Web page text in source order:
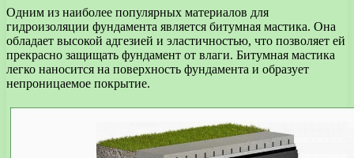
Одним из наиболее популярных материалов для
гидроизоляции фундамента является битумная мастика. Она
обладает высокой адгезией и эластичностью, что позволяет ей
прекрасно защищать фундамент от влаги. Битумная мастика
легко наносится на поверхность фундамента и образует
непроницаемое покрытие.